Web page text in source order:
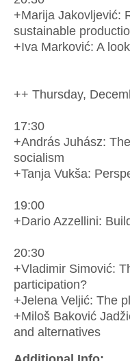
+Marija Jakovljević:
sustainable
+Iva Marković: A
++ Thursday,
17:30
+András Juhász:
socialism
+Tanja Vukša:
19:00
+Dario Azzellini:
20:30
+Vladimir Simović:
participation?
+Jelena Veljić: The
+Miloš Baković
and alternatives